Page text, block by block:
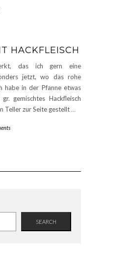
HACKFLEISCH
das ich gern eine
jetzt, wo das rohe
habe in der Pfanne etwas
gemischtes Hackfleisch
Teller zur Seite gestellt…
SEARCH